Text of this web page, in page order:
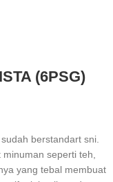
(6PSG)
berstandart sni.
seperti teh,
yang tebal membuat